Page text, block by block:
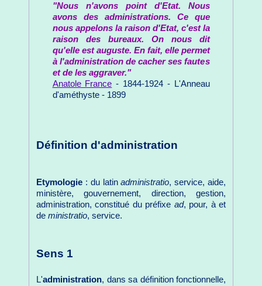
"Nous n'avons point d'Etat. Nous
avons des administrations. Ce que
nous appelons la raison d'Etat, c'est la
raison des bureaux. On nous dit
qu'elle est auguste. En fait, elle permet
à l'administration de cacher ses fautes
et de les aggraver."
Anatole France - 1844-1924 - L'Anneau
d'améthyste - 1899
Définition d'administration
Etymologie : du latinadministratio, service, aide,
ministère, gouvernement, direction, gestion,
administration, constitué du préfixe ad, pour, à et
de ministratio, service.
Sens 1
L'administration, dans sa définition fonctionnelle,